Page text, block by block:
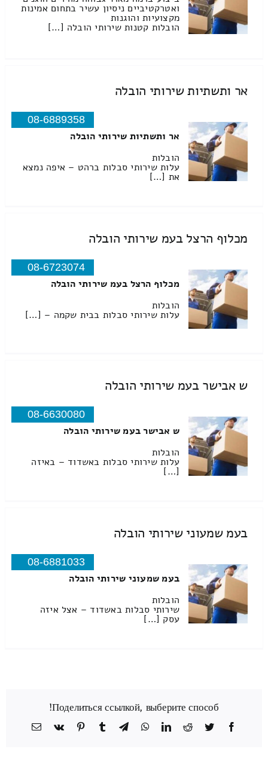
ואטרקטיביים ניסיון עשיר בתחום אמינות
מקצועיות והוגנות
הובלות קטנות שירותי הובלה […]
אר ותשתיות שירותי הובלה
08-6889358
אר ותשתיות שירותי הובלה
הובלות
עלות שירותי סבלות ברהט – איפה נמצא
את […]
מכלוף הרצל בעמ שירותי הובלה
08-6723074
מכלוף הרצל בעמ שירותי הובלה
הובלות
עלות שירותי סבלות בבית שקמה – […]
ש אבישר בעמ שירותי הובלה
08-6630080
ש אבישר בעמ שירותי הובלה
הובלות
עלות שירותי סבלות באשדוד – באיזה
[…]
בעמ שמעוני שירותי הובלה
08-6881033
בעמ שמעוני שירותי הובלה
הובלות
שירותי סבלות באשדוד – אצל איזה
עסק […]
Поделиться ссылкой, выберите способ!
Facebook
Twitter
Reddit
LinkedIn
WhatsApp
Telegram
Tumblr
Pinterest
Vk
כתובת